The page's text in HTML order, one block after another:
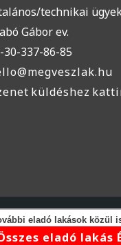
eladó lakások közül
eladó lakás
technikai
Gábor ev.
30-337-86-85
küldéshez
© megveszLAK.hu
jó ingatlan